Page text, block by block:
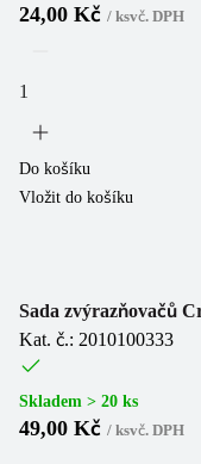
24,00 Kč / ksvč. DPH
Do košíku
Vložit do košíku
Sada zvýrazňovačů
Kat. č.: 2010100333
Skladem > 20 ks
49,00 Kč / ksvč. DPH